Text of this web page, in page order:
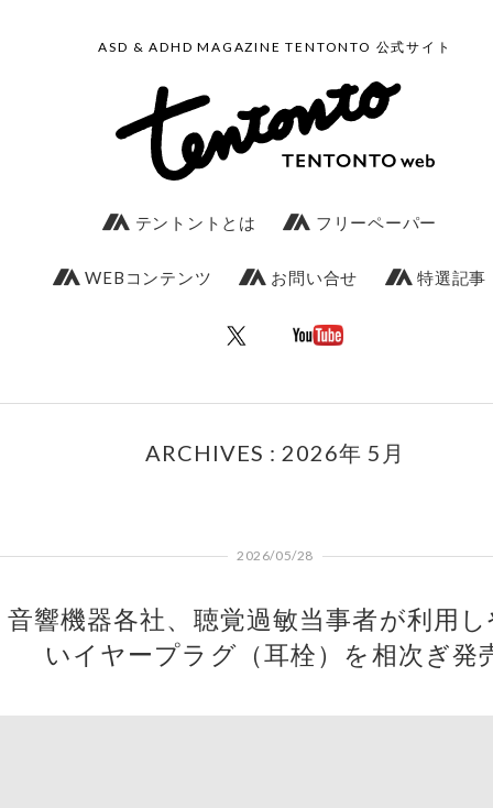
ASD & ADHD MAGAZINE TENTONTO 公式サイト
テントントとは フリーペーパー
WEBコンテンツ お問い合せ 特選記事
ARCHIVES : 2026年 5月
2026/05/28
音響機器各社、聴覚過敏当事者が利用
いイヤープラグ（耳栓）を相次ぎ発